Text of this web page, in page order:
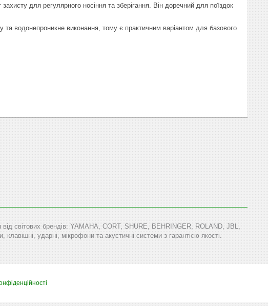
для регулярного носіння та зберігання. Він доречний для поїздок
та водонепроникне виконання, тому є практичним варіантом для базового
від світових брендів: YAMAHA, CORT, SHURE, BEHRINGER, ROLAND, JBL,
ударні, мікрофони та акустичні системи з гарантією якості.